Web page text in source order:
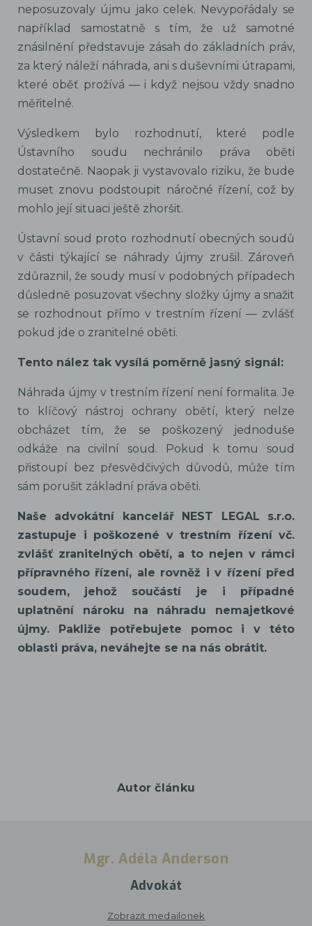
neposuzovaly újmu jako celek. Nevypořádaly se
například samostatně s tím, že už samotné
znásilnění představuje zásah do základních práv,
za který náleží náhrada, ani s duševními útrapami,
které oběť prožívá — i když nejsou vždy snadno
měřitelné.
Výsledkem bylo rozhodnutí, které podle
Ústavního soudu nechránilo práva oběti
dostatečně. Naopak ji vystavovalo riziku, že bude
muset znovu podstoupit náročné řízení, což by
mohlo její situaci ještě zhoršit.
Ústavní soud proto rozhodnutí obecných soudů
v části týkající se náhrady újmy zrušil. Zároveň
zdůraznil, že soudy musí v podobných případech
důsledně posuzovat všechny složky újmy a snažit
se rozhodnout přímo v trestním řízení — zvlášť
pokud jde o zranitelné oběti.
Tento nález tak vysílá poměrně jasný signál:
Náhrada újmy v trestním řízení není formalita. Je
to klíčový nástroj ochrany obětí, který nelze
obcházet tím, že se poškozený jednoduše
odkáže na civilní soud. Pokud k tomu soud
přistoupí bez přesvědčivých důvodů, může tím
sám porušit základní práva oběti.
Naše advokátní kancelář NEST LEGAL s.r.o.
zastupuje i poškozené v trestním řízení vč.
zvlášť zranitelných obětí, a to nejen v rámci
přípravného řízení, ale rovněž i v řízení před
soudem, jehož součástí je i případné
uplatnění nároku na náhradu nemajetkové
újmy. Pakliže potřebujete pomoc i v této
oblasti práva, neváhejte se na nás obrátit.
Autor článku
Mgr. Adéla Anderson
Advokát
Zobrazit medailonek